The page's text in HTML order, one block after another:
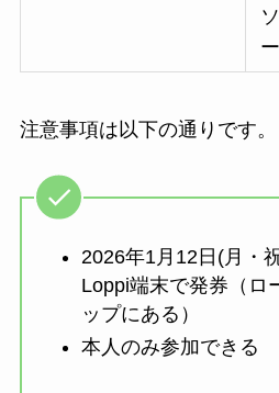
注意事項は以下の通りです。
2026年1月12日(月・
Loppi端末で発券（ロ
ップにある）
本人のみ参加できる